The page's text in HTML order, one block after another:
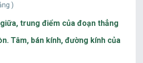
)
trung điểm của đoạn thẳng
Tâm, bán kính, đường kính của